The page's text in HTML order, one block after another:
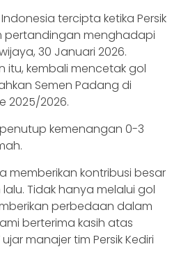
tercipta ketika Persik
pertandingan menghadapi
30 Januari 2026.
itu, kembali mencetak gol
Semen Padang di
2025/2026.
kemenangan 0-3
memberikan kontribusi besar
Tidak hanya melalui gol
perbedaan dalam
berterima kasih atas
manajer tim Persik Kediri